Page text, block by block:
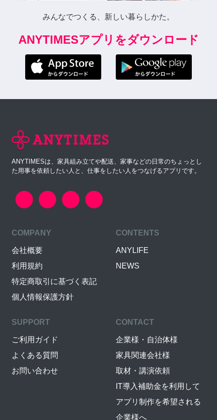
みんなでつくる、新しい暮らしかた。
ANYTIMESアプリをダウンロード
ANYTIMESは、家具組み立てや配送、家事などの日常のちょっとし
た用事を依頼したい人と、仕事をしたい人をつなげるアプリです。
COMPANY
会社概要
利用規約
特定商取引に基づく表記
個人情報保護方針
CONTENTS
ANYLIFE
NEWS
SUPPORT
ご利用ガイド
よくある質問
お問い合わせ
CONTACT
企業様・自治体様
家具関連会社様
取材・講演依頼
IT導入補助金を利用して
アプリ制作を希望される
企業様へ